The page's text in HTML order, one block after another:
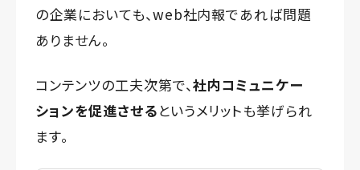
の企業においても、web社内報であれば問題
ありません。
コンテンツの工夫次第で、社内コミュニケー
ションを促進させるというメリットも挙げられ
ます。